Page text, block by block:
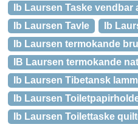
Ib Laursen Taske vendbar
Ib Laursen Tavle
Ib
Ib Laursen termokande
IB Laursen termokande
Ib Laursen Tibetansk
Ib Laursen
Ib Laursen Toilettaske